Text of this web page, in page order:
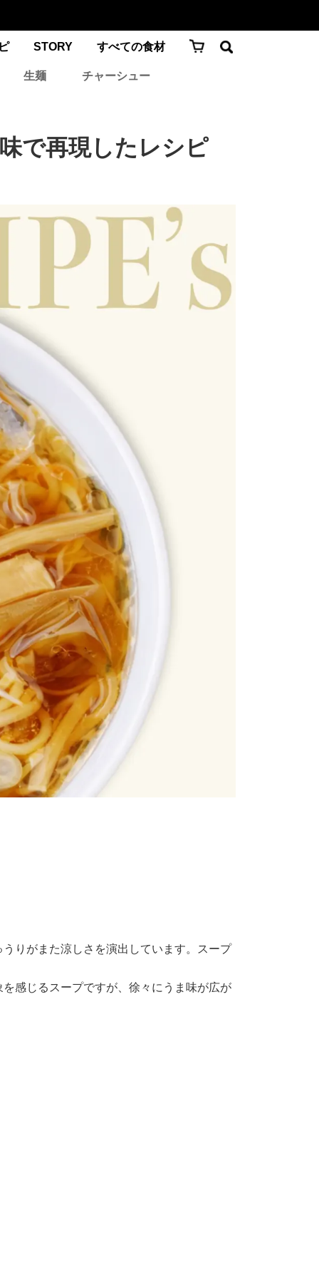
STORY すべての食材
生麺 チャーシュー
で再現したレシピ
りがまた涼しさを演出しています。スープ
感じるスープですが、徐々にうま味が広が